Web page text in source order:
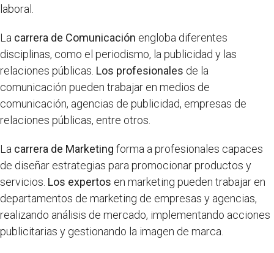
laboral.
La carrera de Comunicación engloba diferentes
disciplinas, como el periodismo, la publicidad y las
relaciones públicas. Los profesionales de la
comunicación pueden trabajar en medios de
comunicación, agencias de publicidad, empresas de
relaciones públicas, entre otros.
La carrera de Marketing forma a profesionales capaces
de diseñar estrategias para promocionar productos y
servicios. Los expertos en marketing pueden trabajar en
departamentos de marketing de empresas y agencias,
realizando análisis de mercado, implementando acciones
publicitarias y gestionando la imagen de marca.